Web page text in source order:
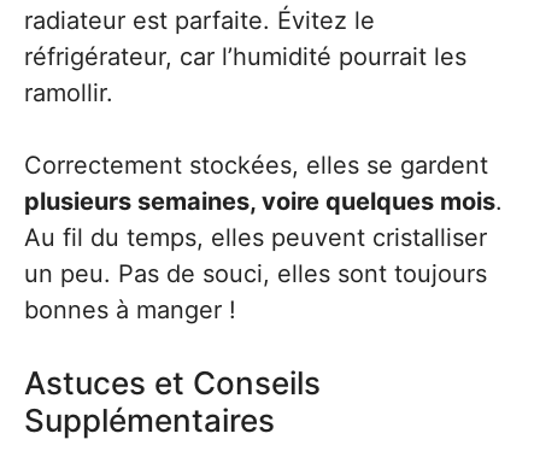
radiateur est parfaite. Évitez le
réfrigérateur, car l’humidité pourrait les
ramollir.
Correctement stockées, elles se gardent
plusieurs semaines, voire quelques mois.
Au fil du temps, elles peuvent cristalliser
un peu. Pas de souci, elles sont toujours
bonnes à manger !
Astuces et Conseils
Supplémentaires